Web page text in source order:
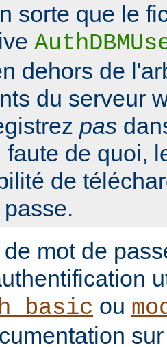
sorte que le
dehors de
du serveur
pas
faute de quoi,
de
mot de
ou